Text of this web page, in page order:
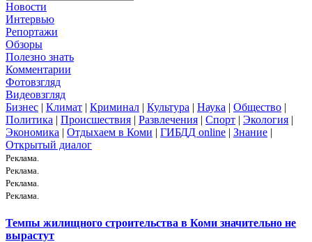
Новости
Интервью
Репортажи
Обзоры
Полезно знать
Комментарии
Фотовзгляд
Видеовзгляд
Бизнес | Климат | Криминал | Культура | Наука | Общество |
Политика | Происшествия | Развлечения | Спорт | Экология |
Экономика | Отдыхаем в Коми | ГИБДД online | Знание |
Открытый диалог
Реклама.
Реклама.
Реклама.
Реклама.
Темпы жилищного строительства в Коми значительно не
вырастут